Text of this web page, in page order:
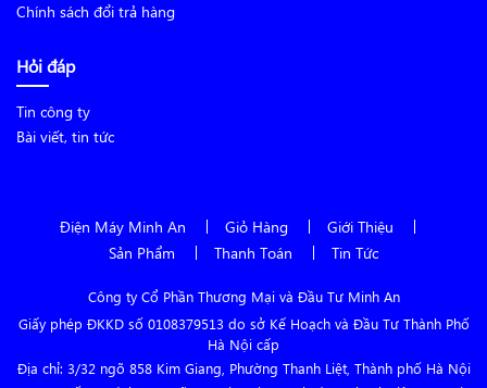
Chính sách đổi trả hàng
Hỏi đáp
Tin công ty
Bài viết, tin tức
Điện Máy Minh An Giỏ Hàng
Giới Thiệu
Sản Phẩm
Thanh Toán Tin Tức
Công ty Cổ Phần Thương Mại và Đầu Tư Minh An
Giấy phép ĐKKD số 0108379513 do sở Kế Hoạch và Đầu Tư Thành Phố
Hà Nội cấp
Địa chỉ: 3/32 ngõ 858 Kim Giang, Phường Thanh Liệt, Thành phố Hà Nội